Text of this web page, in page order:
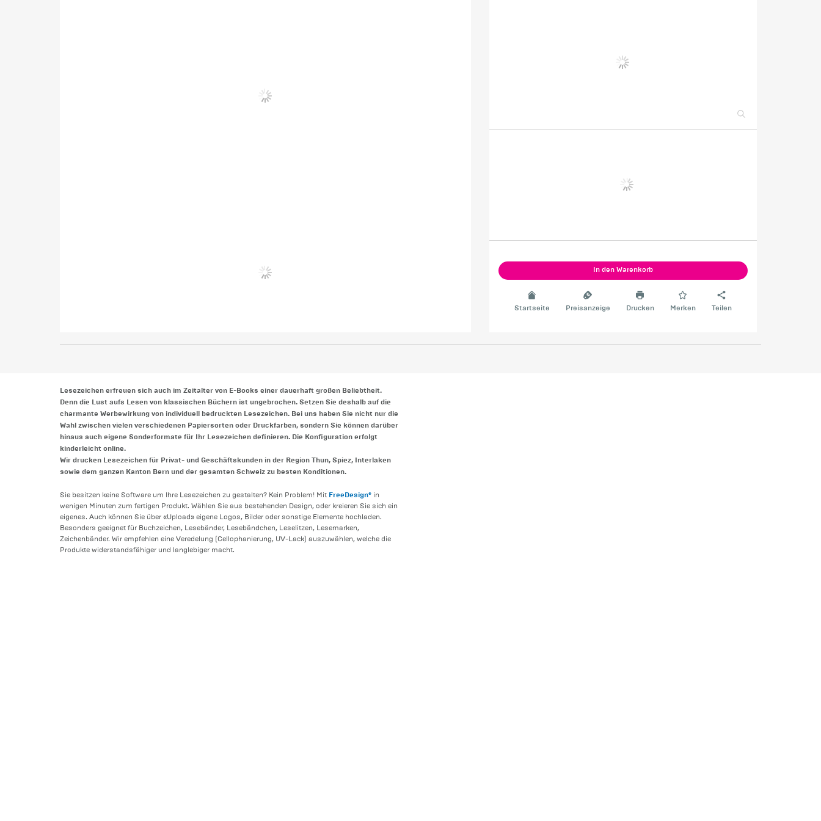
In den Warenkorb
Startseite Preisanzeige Drucken Merken Teilen
Lesezeichen erfreuen sich auch im Zeitalter von E-Books einer dauerhaft großen Beliebtheit.
Denn die Lust aufs Lesen von klassischen Büchern ist ungebrochen. Setzen Sie deshalb auf die
charmante Werbewirkung von individuell bedruckten Lesezeichen. Bei uns haben Sie nicht nur die
Wahl zwischen vielen verschiedenen Papiersorten oder Druckfarben, sondern Sie können darüber
hinaus auch eigene Sonderformate für Ihr Lesezeichen definieren. Die Konfiguration erfolgt
kinderleicht online.
Wir drucken Lesezeichen für Privat- und Geschäftskunden in der Region Thun, Spiez, Interlaken
sowie dem ganzen Kanton Bern und der gesamten Schweiz zu besten Konditionen.
Sie besitzen keine Software um Ihre Lesezeichen zu gestalten? Kein Problem! Mit FreeDesign® in
wenigen Minuten zum fertigen Produkt. Wählen Sie aus bestehenden Design, oder kreieren Sie sich ein
eigenes. Auch können Sie über «Upload» eigene Logos, Bilder oder sonstige Elemente hochladen.
Besonders geeignet für Buchzeichen, Lesebänder, Lesebändchen, Leselitzen, Lesemarken,
Zeichenbänder. Wir empfehlen eine Veredelung (Cellophanierung, UV-Lack) auszuwählen, welche die
Produkte widerstandsfähiger und langlebiger macht.